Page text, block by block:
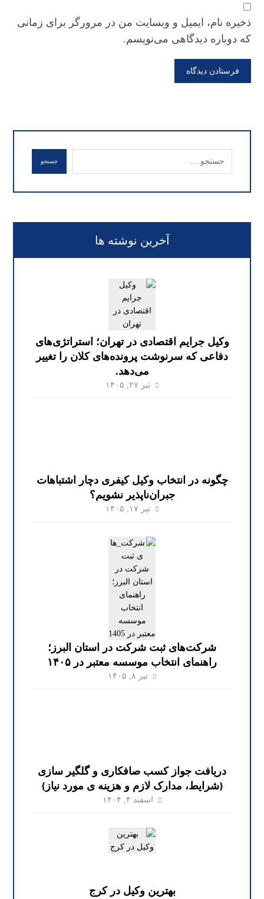
ذخیره نام، ایمیل و وبسایت من در مرورگر برای زمانی
که دوباره دیدگاهی می‌نویسم.
فرستادن دیدگاه
جستجو
آخرین نوشته ها
وکیل جرایم اقتصادی در تهران؛ استراتژی‌های
دفاعی که سرنوشت پرونده‌های کلان را تغییر
می‌دهد.
تیر ۲۷, ۱۴۰۵
چگونه در انتخاب وکیل کیفری دچار اشتباهات
جبران‌ناپذیر نشویم؟
تیر ۱۷, ۱۴۰۵
شرکت‌های ثبت شرکت در استان البرز؛
راهنمای انتخاب موسسه معتبر در ۱۴۰۵
تیر ۸, ۱۴۰۵
دریافت جواز کسب صافکاری و گلگیر سازی
{شرایط، مدارک لازم و هزینه ی مورد نیاز}
اسفند ۴, ۱۴۰۴
بهترین وکیل در کرج